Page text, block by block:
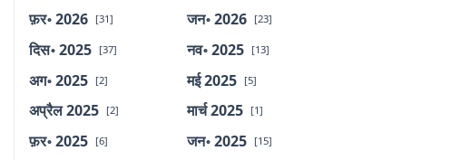
फ़र॰ 2026 [31] जन॰ 2026 [23]
दिस॰ 2025 [37] नव॰ 2025 [13]
अग॰ 2025 [2] मई 2025 [5]
अप्रैल 2025 [2] मार्च 2025 [1]
फ़र॰ 2025 [6] जन॰ 2025 [15]